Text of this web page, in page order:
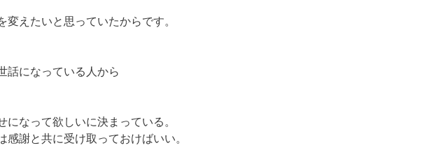
変えたいと思っていたからです。
話になっている人から
になって欲しいに決まっている。
感謝と共に受け取っておけばいい。